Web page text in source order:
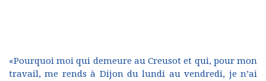
«Pourquoi moi qui demeure au Creusot et qui, pour mon
travail, me rends à Dijon du lundi au vendredi, je n’ai